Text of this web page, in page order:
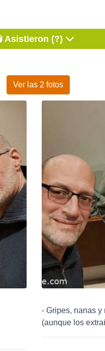
Asistieron (?)
Ver las 2 fotos
- Gripes, nanas y
(aunque los